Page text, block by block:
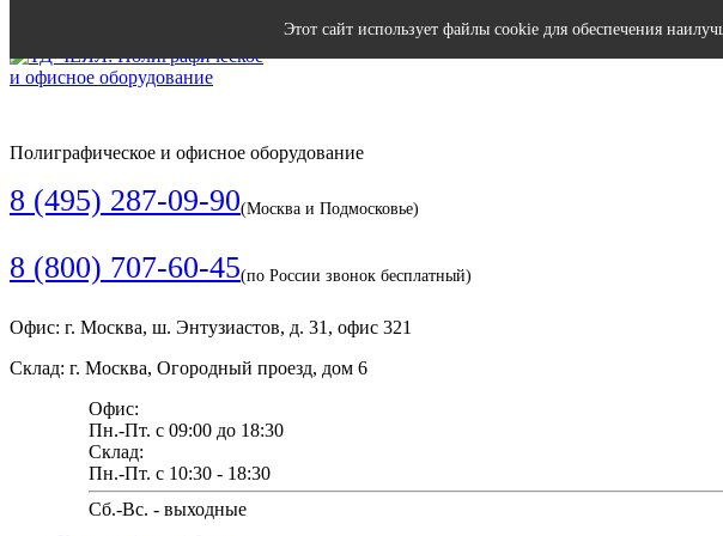
Полиграфическое и офисное оборудование
8 (495) 287-09-90(Москва и Подмосковье)
8 (800) 707-60-45(по России звонок бесплатный)
Офис: г. Москва, ш. Энтузиастов, д. 31, офис 321
Склад: г. Москва, Огородный проезд, дом 6
Офис:
Пн.-Пт. с 09:00 до 18:30
Склад:
Пн.-Пт. с 10:30 - 18:30
Сб.-Вс. - выходные
Этот сайт использует файлы cookie для обеспечения